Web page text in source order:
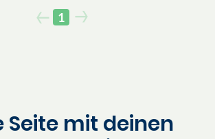
1
Seite mit deinen